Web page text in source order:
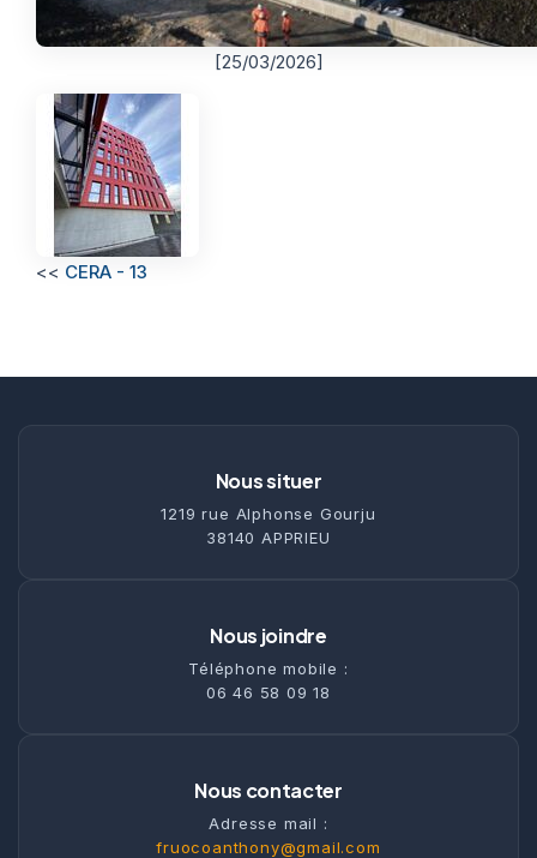
[25/03/2026]
<< CERA - 13
Nous situer
1219 rue Alphonse Gourju
38140 APPRIEU
Nous joindre
Téléphone mobile :
06 46 58 09 18
Nous contacter
Adresse mail :
fruocoanthony@gmail.com